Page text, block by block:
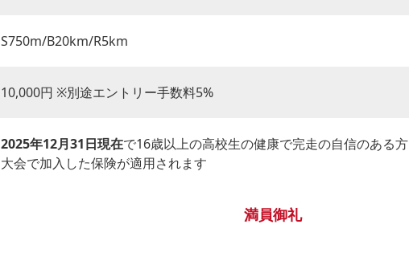
S750m/B20km/R5km
10,000円 ※別途エントリー手数料5%
2025年12月31日現在で16歳以上の高校生の健康で完走の自信のある方
大会で加入した保険が適用されます
満員御礼